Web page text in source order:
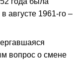
августе 1961-го –
вопрос о смене